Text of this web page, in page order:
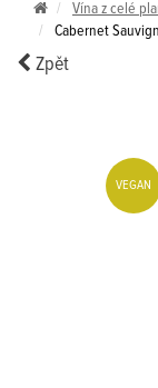
Vína z celé
Cabernet
Zpět
VEGAN